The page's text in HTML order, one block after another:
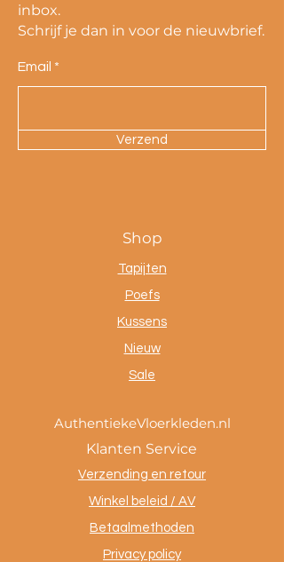
inbox.
Schrijf je dan in voor de nieuwbrief.
Email
Verzend
Shop
Tapijten
Poefs
Kussens
Nieuw
Sale
AuthentiekeVloerkleden.nl
Klanten Service
Verzending en retour
Winkel beleid / AV
Betaalmethoden
Privacy policy